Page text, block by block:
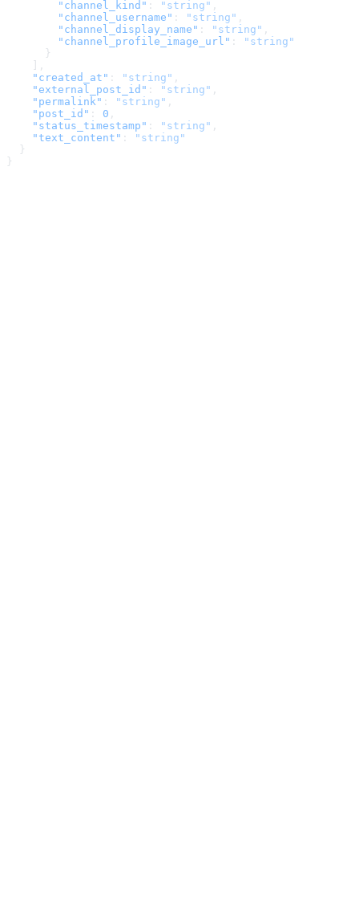
        "channel_kind"
: "string" ,
        "channel_username"
: "string" ,
        "channel_display_name"
: "string" ,
        "channel_profile_image_url"
:
"string"
      }
    ],
    "created_at"
: "string" ,
    "external_post_id"
: "string" ,
    "permalink"
: "string" ,
    "post_id"
: 0 ,
    "status_timestamp"
: "string" ,
    "text_content"
:
"string"
  }
}